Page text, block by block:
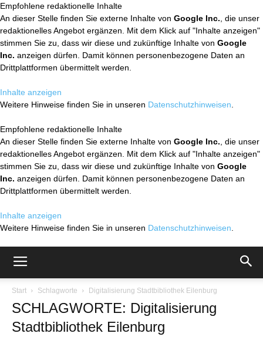
Empfohlene redaktionelle Inhalte
An dieser Stelle finden Sie externe Inhalte von Google Inc. , die unser
redaktionelles Angebot ergänzen. Mit dem Klick auf "Inhalte anzeigen"
stimmen Sie zu, dass wir diese und zukünftige Inhalte von Google
Inc. anzeigen dürfen. Damit können personenbezogene Daten an
Drittplattformen übermittelt werden.
Inhalte anzeigen
Weitere Hinweise finden Sie in unseren Datenschutzhinweisen
Empfohlene redaktionelle Inhalte
An dieser Stelle finden Sie externe Inhalte von Google Inc. , die unser
redaktionelles Angebot ergänzen. Mit dem Klick auf "Inhalte anzeigen"
stimmen Sie zu, dass wir diese und zukünftige Inhalte von Google
Inc. anzeigen dürfen. Damit können personenbezogene Daten an
Drittplattformen übermittelt werden.
Inhalte anzeigen
Weitere Hinweise finden Sie in unseren Datenschutzhinweisen
Start Schlagworte Digitalisierung Stadtbibliothek Eilenburg
SCHLAGWORTE: Digitalisierung
Stadtbibliothek Eilenburg